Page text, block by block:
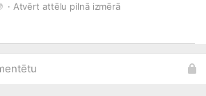
· Atvērt attēlu pilnā izmērā